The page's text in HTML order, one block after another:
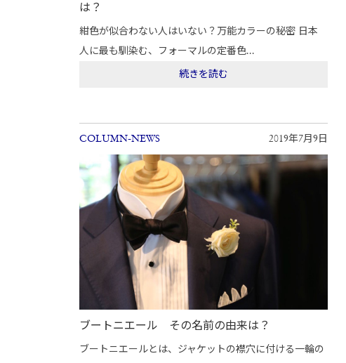
は？
紺色が似合わない人はいない？万能カラーの秘密 日本
人に最も馴染む、フォーマルの定番色...
続きを読む
COLUMN-NEWS 2019年7月9日
ブートニエール その名前の由来は？
ブートニエールとは、ジャケットの襟穴に付ける一輪の